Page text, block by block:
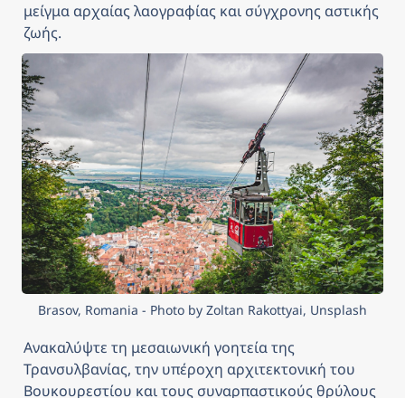
μείγμα αρχαίας λαογραφίας και σύγχρονης αστικής
ζωής.
Brasov, Romania - Photo by Zoltan Rakottyai, Unsplash
Ανακαλύψτε τη μεσαιωνική γοητεία της
Τρανσυλβανίας, την υπέροχη αρχιτεκτονική του
Βουκουρεστίου και τους συναρπαστικούς θρύλους